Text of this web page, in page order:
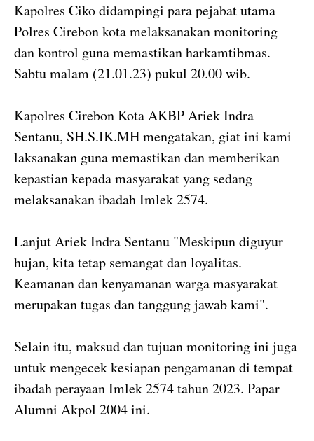
Kapolres Ciko didampingi para pejabat utama
Polres Cirebon kota melaksanakan monitoring
dan kontrol guna memastikan harkamtibmas.
Sabtu malam (21.01.23) pukul 20.00 wib.
Kapolres Cirebon Kota AKBP Ariek Indra
Sentanu, SH.S.IK.MH mengatakan, giat ini kami
laksanakan guna memastikan dan memberikan
kepastian kepada masyarakat yang sedang
melaksanakan ibadah Imlek 2574.
Lanjut Ariek Indra Sentanu "Meskipun diguyur
hujan, kita tetap semangat dan loyalitas.
Keamanan dan kenyamanan warga masyarakat
merupakan tugas dan tanggung jawab kami".
Selain itu, maksud dan tujuan monitoring ini juga
untuk mengecek kesiapan pengamanan di tempat
ibadah perayaan Imlek 2574 tahun 2023. Papar
Alumni Akpol 2004 ini.